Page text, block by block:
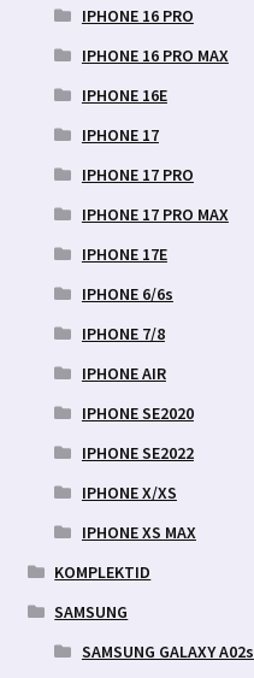
IPHONE 16 PRO
IPHONE 16 PRO MAX
IPHONE 16E
IPHONE 17
IPHONE 17 PRO
IPHONE 17 PRO MAX
IPHONE 17E
IPHONE 6/6s
IPHONE 7/8
IPHONE AIR
IPHONE SE2020
IPHONE SE2022
IPHONE X/XS
IPHONE XS MAX
KOMPLEKTID
SAMSUNG
SAMSUNG GALAXY A02s